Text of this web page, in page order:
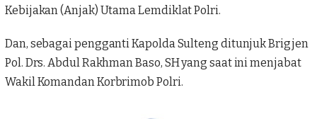
Kebijakan (Anjak) Utama Lemdiklat Polri.
Dan, sebagai pengganti Kapolda Sulteng ditunjuk Brigjen
Pol. Drs. Abdul Rakhman Baso, SH yang saat ini menjabat
Wakil Komandan Korbrimob Polri.